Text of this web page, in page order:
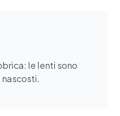
le lenti sono